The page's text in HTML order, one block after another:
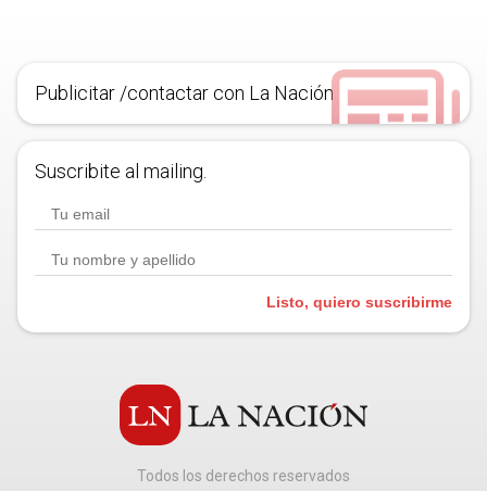
Publicitar /contactar con La Nación
Suscribite al mailing.
Listo, quiero suscribirme
Todos los derechos reservados